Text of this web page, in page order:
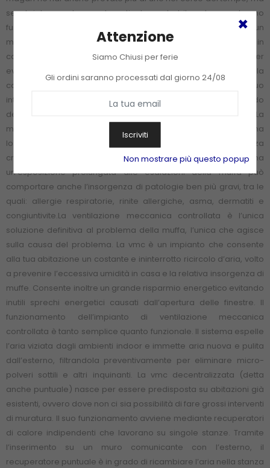
se stai leggendo questo articolo probabilmente non hanno
funzionato. Già, perché alla fine dei conti esiste solamente un
modo per liberarsi per sempre dalla muffa, ed è impedire che in
casa tua si formino le condizioni per la sua insorgenza. Per
evitare la formazione di muffe (e altri spiacevoli problemi) la
casa dev’essere in grado di respirare, e mantenere al suo
interno il giusto tasso di umidità. Tutto questo è possibile in modo
definitivo solo grazie alla ventilazione meccanica controllata.La
muffa non è solamente antiestetica e dannosa per le pareti, ma
lo è soprattutto per le persone che la respirano. Stanchezza
cronica, tosse e nausea sono solo i sintomi più comuni, ma
un’esposizione prolungata alle esalazioni della muffa può
comportare anche l’insorgenza di patologie ben più gravi, tra le
quali: allergie respiratorie, rinite allergiche, asma, dermatiti e
congiuntivite.La ventilazione meccanica controllata è l’unica
soluzione definitiva al problema della muffa, l’unica che agisce
sulla causa del problema. La vmc è un impianto che consente
alla tua abitazione un costante e ininterrotto ricircolo d’aria, volto
a prevenire l’eccessiva umidità in casa e la relativa insorgenza di
muffe. Consente inoltre un grande risparmio energetico evitando
inutili sprechi energetici causati dall’apertura delle finestre. Il
funzionamento dell’impianto di ventilazione meccanica
controllata è tanto semplice quanto funzionale. Il sistema espelle
l’aria viziata dagli ambienti indoor e immette aria nuova e pulita
dall’esterno, filtrandola preventivamente per eliminare micro-
polveri sottili e altri inquinanti. La vmc decentralizzata (detta
anche puntuale) nasce per essere predisposta su abitazioni già
esistenti, ovvero dove non ci sia possibilità di fare grossi interventi
di muratura. Il suo funzionamento avviene mediante recuperatori
di calore indipendenti che lavorano su singole stanze. Tramite
l’inserimento su un muro comunicante con l’esterno, il
recuperatore puntuale è in grado di ricambiare l’aria nella stanza
Attenzione
Siamo Chiusi per ferie
Gli ordini saranno processati dal giorno 24/08
Iscriviti
Non mostrare più questo popup